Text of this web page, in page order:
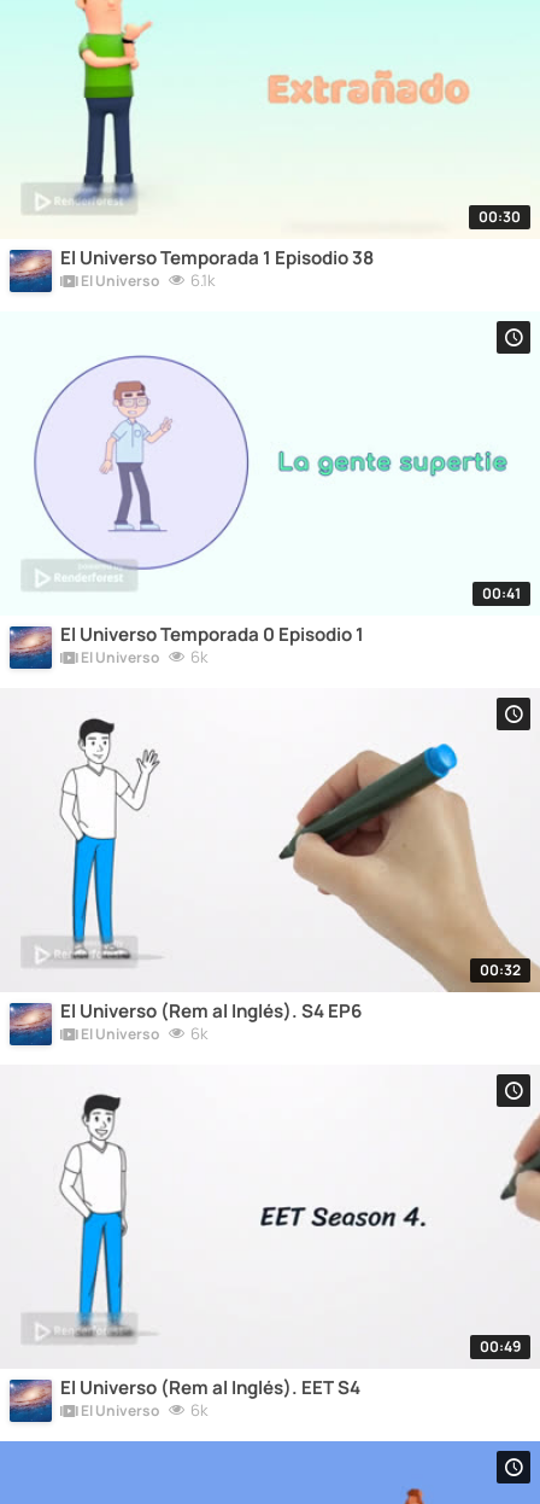
00:30
El Universo Temporada 1 Episodio 38
El Universo 6.1k
00:41
El Universo Temporada 0 Episodio 1
El Universo 6k
00:32
El Universo (Rem al Inglés). S4 EP6
El Universo 6k
00:49
El Universo (Rem al Inglés). EET S4
El Universo 6k